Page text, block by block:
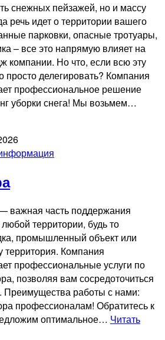
снежных пейзажей, но и массу
речь идет о территории вашего
парковки, опасные тротуары,
– все это напрямую влияет на
компании. Но что, если всю эту
делегировать? Компания
профессиональное решение
уборки снега! Мы возьмем…
важная часть поддержания
территории, будь то
промышленный объект или
Компания
профессиональные услуги по
позволяя вам сосредоточиться
Преимущества работы с нами:
профессионалам! Обратитесь к
оптимальное… Читать